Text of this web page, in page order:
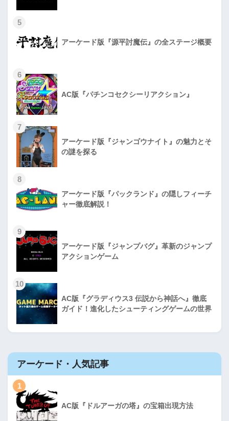
5
アーケード版『源平討魔伝』の全ステージ概要
6
AC版『パチンコセクシーリアクション』
7
アーケード版『ジャンゴウナイト』の魅力とそ
の謎を探る
8
アーケード版『パックランド』の隠しフィーチ
ャー徹底解説！
9
アーケード版『ジャンプバグ』革新のジャンプ
アクションゲーム
10
AC版『グラディウス3 伝説から神話へ』徹底
ガイド！進化したシューティングゲームの世界
アーケード・人気記事
1
AC版『ドルアーガの塔』の宝箱出現方法